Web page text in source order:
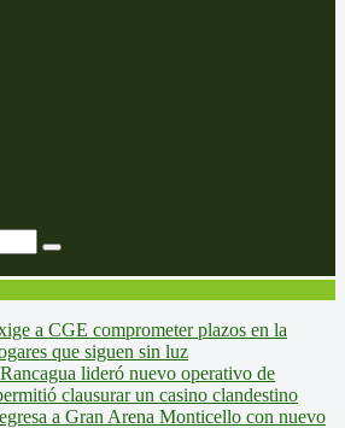
a CGE comprometer plazos en la
que siguen sin luz
lideró nuevo operativo de
clausurar un casino clandestino
a Gran Arena Monticello con nuevo